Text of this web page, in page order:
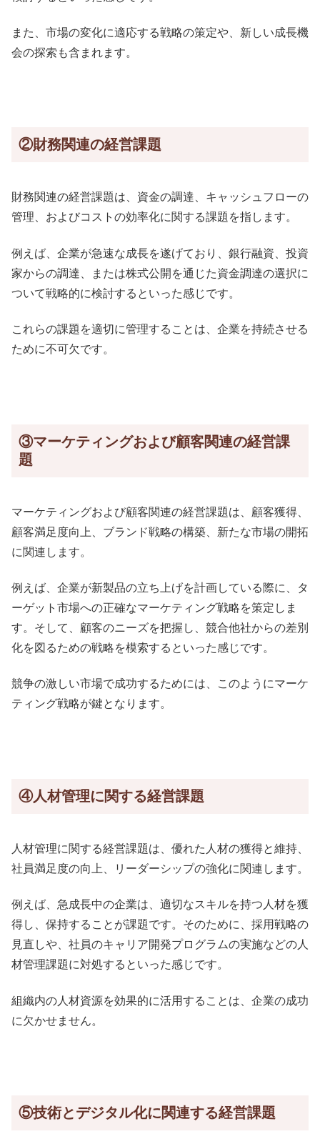
また、市場の変化に適応する戦略の策定や、新しい成長機
会の探索も含まれます。
②財務関連の経営課題
財務関連の経営課題は、資金の調達、キャッシュフローの
管理、およびコストの効率化に関する課題を指します。
例えば、企業が急速な成長を遂げており、銀行融資、投資
家からの調達、または株式公開を通じた資金調達の選択に
ついて戦略的に検討するといった感じです。
これらの課題を適切に管理することは、企業を持続させる
ために不可欠です。
③マーケティングおよび顧客関連の経営課
題
マーケティングおよび顧客関連の経営課題は、顧客獲得、
顧客満足度向上、ブランド戦略の構築、新たな市場の開拓
に関連します。
例えば、企業が新製品の立ち上げを計画している際に、タ
ーゲット市場への正確なマーケティング戦略を策定しま
す。そして、顧客のニーズを把握し、競合他社からの差別
化を図るための戦略を模索するといった感じです。
競争の激しい市場で成功するためには、このようにマーケ
ティング戦略が鍵となります。
④人材管理に関する経営課題
人材管理に関する経営課題は、優れた人材の獲得と維持、
社員満足度の向上、リーダーシップの強化に関連します。
例えば、急成長中の企業は、適切なスキルを持つ人材を獲
得し、保持することが課題です。そのために、採用戦略の
見直しや、社員のキャリア開発プログラムの実施などの人
材管理課題に対処するといった感じです。
組織内の人材資源を効果的に活用することは、企業の成功
に欠かせません。
⑤技術とデジタル化に関連する経営課題